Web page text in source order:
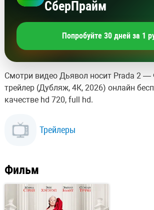
СберПрайм
Попробуйте 30 дней за 1
Смотри видео Дьявол носит Prada 2
трейлер (Дубляж, 4К, 2026) онлайн
качестве hd 720, full hd.
Трейлеры
Фильм